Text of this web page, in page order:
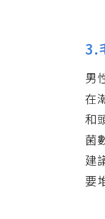
3.
男
在
和
菌
建
要